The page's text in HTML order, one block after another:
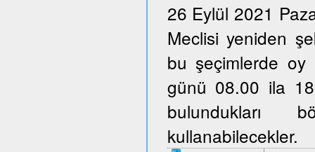
26 Eylül 2021
Meclisi yeniden
bu şeçimlerde oy
günü 08.00 ila
bulundukları
kullanabilecekler.